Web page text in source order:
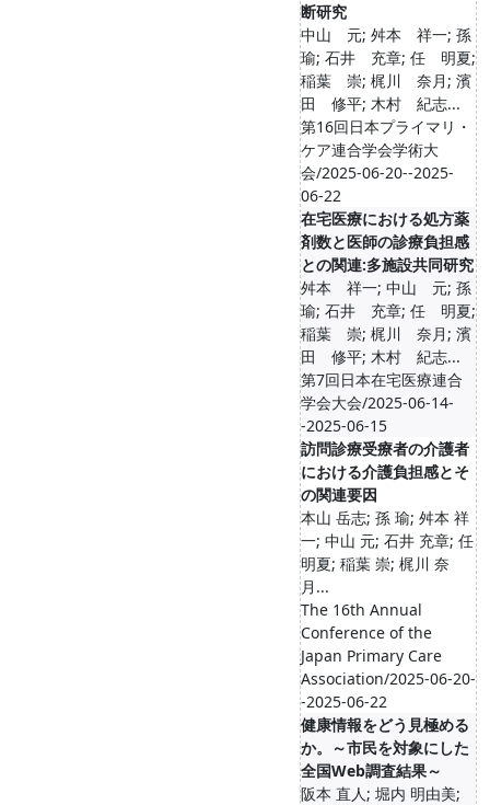
断研究
中山 元; 舛本 祥一; 孫
瑜; 石井 充章; 任 明夏;
稲葉 崇; 梶川 奈月; 濱
田 修平; 木村 紀志...
第16回日本プライマリ・
ケア連合学会学術大
会/2025-06-20--2025-
06-22
在宅医療における処方薬
剤数と医師の診療負担感
との関連:多施設共同研究
舛本 祥一; 中山 元; 孫
瑜; 石井 充章; 任 明夏;
稲葉 崇; 梶川 奈月; 濱
田 修平; 木村 紀志...
第7回日本在宅医療連合
学会大会/2025-06-14-
-2025-06-15
訪問診療受療者の介護者
における介護負担感とそ
の関連要因
本山 岳志; 孫 瑜; 舛本 祥
一; 中山 元; 石井 充章; 任
明夏; 稲葉 崇; 梶川 奈
月...
The 16th Annual
Conference of the
Japan Primary Care
Association/2025-06-20-
-2025-06-22
健康情報をどう見極める
か。～市民を対象にした
全国Web調査結果～
阪本 直人; 堀内 明由美;